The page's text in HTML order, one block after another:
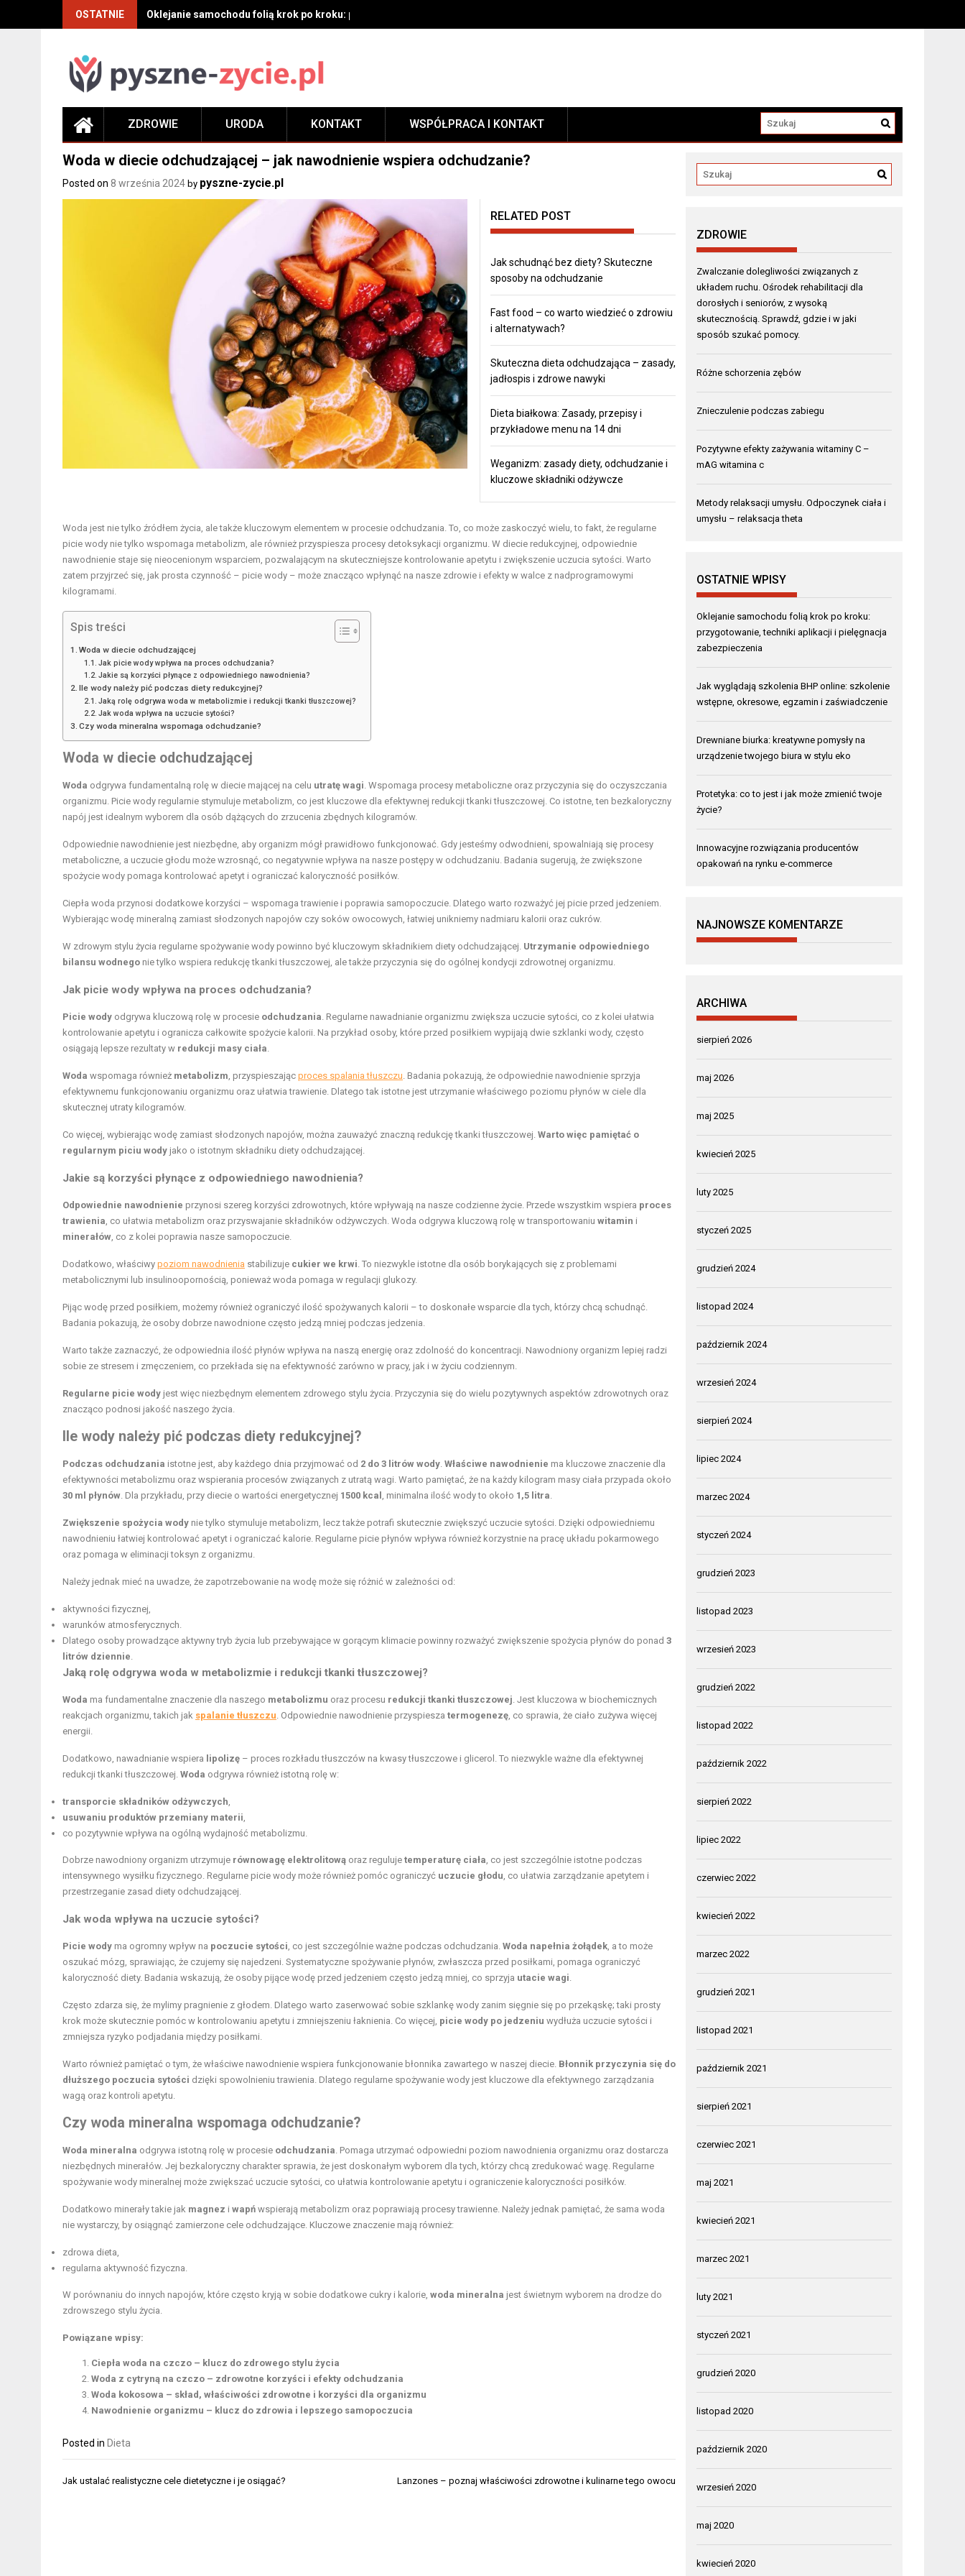
OSTATNIE Oklejanie samochodu folią krok po kroku: przygotowanie, techniki aplikacji i pielęgnacja zabezpieczenia
ZDROWIE URODA KONTAKT WSPÓŁPRACA I KONTAKT
Woda w diecie odchudzającej – jak nawodnienie wspiera odchudzanie?
Posted on 8 września 2024 by pyszne-zycie.pl
RELATED POST
Jak schudnąć bez diety? Skuteczne
sposoby na odchudzanie
Fast food – co warto wiedzieć o zdrowiu
i alternatywach?
Skuteczna dieta odchudzająca – zasady,
jadłospis i zdrowe nawyki
Dieta białkowa: Zasady, przepisy i
przykładowe menu na 14 dni
Weganizm: zasady diety, odchudzanie i
kluczowe składniki odżywcze
Woda jest nie tylko źródłem życia, ale także kluczowym elementem w procesie odchudzania. To, co może zaskoczyć wielu, to fakt, że regularne
picie wody nie tylko wspomaga metabolizm, ale również przyspiesza procesy detoksykacji organizmu. W diecie redukcyjnej, odpowiednie
nawodnienie staje się nieocenionym wsparciem, pozwalającym na skuteczniejsze kontrolowanie apetytu i zwiększenie uczucia sytości. Warto
zatem przyjrzeć się, jak prosta czynność – picie wody – może znacząco wpłynąć na nasze zdrowie i efekty w walce z nadprogramowymi
kilogramami.
Spis treści
Woda w diecie odchudzającej
Jak picie wody wpływa na proces odchudzania?
Jakie są korzyści płynące z odpowiedniego nawodnienia?
Ile wody należy pić podczas diety redukcyjnej?
Jaką rolę odgrywa woda w metabolizmie i redukcji tkanki tłuszczowej?
Jak woda wpływa na uczucie sytości?
Czy woda mineralna wspomaga odchudzanie?
Woda w diecie odchudzającej
Woda odgrywa fundamentalną rolę w diecie mającej na celu utratę wagi . Wspomaga procesy metaboliczne oraz przyczynia się do oczyszczania
organizmu. Picie wody regularnie stymuluje metabolizm, co jest kluczowe dla efektywnej redukcji tkanki tłuszczowej. Co istotne, ten bezkaloryczny
napój jest idealnym wyborem dla osób dążących do zrzucenia zbędnych kilogramów.
Odpowiednie nawodnienie jest niezbędne, aby organizm mógł prawidłowo funkcjonować. Gdy jesteśmy odwodnieni, spowalniają się procesy
metaboliczne, a uczucie głodu może wzrosnąć, co negatywnie wpływa na nasze postępy w odchudzaniu. Badania sugerują, że zwiększone
spożycie wody pomaga kontrolować apetyt i ograniczać kaloryczność posiłków.
Ciepła woda przynosi dodatkowe korzyści – wspomaga trawienie i poprawia samopoczucie. Dlatego warto rozważyć jej picie przed jedzeniem.
Wybierając wodę mineralną zamiast słodzonych napojów czy soków owocowych, łatwiej unikniemy nadmiaru kalorii oraz cukrów.
W zdrowym stylu życia regularne spożywanie wody powinno być kluczowym składnikiem diety odchudzającej. Utrzymanie odpowiedniego
bilansu wodnego nie tylko wspiera redukcję tkanki tłuszczowej, ale także przyczynia się do ogólnej kondycji zdrowotnej organizmu.
Jak picie wody wpływa na proces odchudzania?
Picie wody odgrywa kluczową rolę w procesie odchudzania . Regularne nawadnianie organizmu zwiększa uczucie sytości, co z kolei ułatwia
kontrolowanie apetytu i ogranicza całkowite spożycie kalorii. Na przykład osoby, które przed posiłkiem wypijają dwie szklanki wody, często
osiągają lepsze rezultaty w redukcji masy ciała
Woda wspomaga również metabolizm , przyspieszając proces spalania tłuszczu . Badania pokazują, że odpowiednie nawodnienie sprzyja
efektywnemu funkcjonowaniu organizmu oraz ułatwia trawienie. Dlatego tak istotne jest utrzymanie właściwego poziomu płynów w ciele dla
skutecznej utraty kilogramów.
Co więcej, wybierając wodę zamiast słodzonych napojów, można zauważyć znaczną redukcję tkanki tłuszczowej. Warto więc pamiętać o
regularnym piciu wody jako o istotnym składniku diety odchudzającej.
Jakie są korzyści płynące z odpowiedniego nawodnienia?
Odpowiednie nawodnienie przynosi szereg korzyści zdrowotnych, które wpływają na nasze codzienne życie. Przede wszystkim wspiera proces
trawienia , co ułatwia metabolizm oraz przyswajanie składników odżywczych. Woda odgrywa kluczową rolę w transportowaniu witamin i
minerałów , co z kolei poprawia nasze samopoczucie.
Dodatkowo, właściwy poziom nawodnienia stabilizuje cukier we krwi . To niezwykle istotne dla osób borykających się z problemami
metabolicznymi lub insulinoopornością, ponieważ woda pomaga w regulacji glukozy.
Pijąc wodę przed posiłkiem, możemy również ograniczyć ilość spożywanych kalorii – to doskonałe wsparcie dla tych, którzy chcą schudnąć.
Badania pokazują, że osoby dobrze nawodnione często jedzą mniej podczas jedzenia.
Warto także zaznaczyć, że odpowiednia ilość płynów wpływa na naszą energię oraz zdolność do koncentracji. Nawodniony organizm lepiej radzi
sobie ze stresem i zmęczeniem, co przekłada się na efektywność zarówno w pracy, jak i w życiu codziennym.
Regularne picie wody jest więc niezbędnym elementem zdrowego stylu życia. Przyczynia się do wielu pozytywnych aspektów zdrowotnych oraz
znacząco podnosi jakość naszego życia.
Ile wody należy pić podczas diety redukcyjnej?
Podczas odchudzania istotne jest, aby każdego dnia przyjmować od 2 do 3 litrów wody Właściwe nawodnienie ma kluczowe znaczenie dla
efektywności metabolizmu oraz wspierania procesów związanych z utratą wagi. Warto pamiętać, że na każdy kilogram masy ciała przypada około
30 ml płynów . Dla przykładu, przy diecie o wartości energetycznej 1500 kcal , minimalna ilość wody to około 1,5 litra
Zwiększenie spożycia wody nie tylko stymuluje metabolizm, lecz także potrafi skutecznie zwiększyć uczucie sytości. Dzięki odpowiedniemu
nawodnieniu łatwiej kontrolować apetyt i ograniczać kalorie. Regularne picie płynów wpływa również korzystnie na pracę układu pokarmowego
oraz pomaga w eliminacji toksyn z organizmu.
Należy jednak mieć na uwadze, że zapotrzebowanie na wodę może się różnić w zależności od:
aktywności fizycznej,
warunków atmosferycznych.
Dlatego osoby prowadzące aktywny tryb życia lub przebywające w gorącym klimacie powinny rozważyć zwiększenie spożycia płynów do ponad 3
litrów dziennie
Jaką rolę odgrywa woda w metabolizmie i redukcji tkanki tłuszczowej?
Woda ma fundamentalne znaczenie dla naszego metabolizmu oraz procesu redukcji tkanki tłuszczowej . Jest kluczowa w biochemicznych
reakcjach organizmu, takich jak spalanie tłuszczu . Odpowiednie nawodnienie przyspiesza termogenezę , co sprawia, że ciało zużywa więcej
energii.
Dodatkowo, nawadnianie wspiera lipolizę – proces rozkładu tłuszczów na kwasy tłuszczowe i glicerol. To niezwykle ważne dla efektywnej
redukcji tkanki tłuszczowej. Woda odgrywa również istotną rolę w:
transporcie składników odżywczych
usuwaniu produktów przemiany materii
co pozytywnie wpływa na ogólną wydajność metabolizmu.
Dobrze nawodniony organizm utrzymuje równowagę elektrolitową oraz reguluje temperaturę ciała , co jest szczególnie istotne podczas
intensywnego wysiłku fizycznego. Regularne picie wody może również pomóc ograniczyć uczucie głodu , co ułatwia zarządzanie apetytem i
przestrzeganie zasad diety odchudzającej.
Jak woda wpływa na uczucie sytości?
Picie wody ma ogromny wpływ na poczucie sytości , co jest szczególnie ważne podczas odchudzania. Woda napełnia żołądek , a to może
oszukać mózg, sprawiając, że czujemy się najedzeni. Systematyczne spożywanie płynów, zwłaszcza przed posiłkami, pomaga ograniczyć
kaloryczność diety. Badania wskazują, że osoby pijące wodę przed jedzeniem często jedzą mniej, co sprzyja utacie wagi
Często zdarza się, że mylimy pragnienie z głodem. Dlatego warto zaserwować sobie szklankę wody zanim sięgnie się po przekąskę; taki prosty
krok może skutecznie pomóc w kontrolowaniu apetytu i zmniejszeniu łaknienia. Co więcej, picie wody po jedzeniu wydłuża uczucie sytości i
zmniejsza ryzyko podjadania między posiłkami.
Warto również pamiętać o tym, że właściwe nawodnienie wspiera funkcjonowanie błonnika zawartego w naszej diecie. Błonnik przyczynia się do
dłuższego poczucia sytości dzięki spowolnieniu trawienia. Dlatego regularne spożywanie wody jest kluczowe dla efektywnego zarządzania
wagą oraz kontroli apetytu.
Czy woda mineralna wspomaga odchudzanie?
Woda mineralna odgrywa istotną rolę w procesie odchudzania . Pomaga utrzymać odpowiedni poziom nawodnienia organizmu oraz dostarcza
niezbędnych minerałów. Jej bezkaloryczny charakter sprawia, że jest doskonałym wyborem dla tych, którzy chcą zredukować wagę. Regularne
spożywanie wody mineralnej może zwiększać uczucie sytości, co ułatwia kontrolowanie apetytu i ograniczenie kaloryczności posiłków.
Dodatkowo minerały takie jak magnez i wapń wspierają metabolizm oraz poprawiają procesy trawienne. Należy jednak pamiętać, że sama woda
nie wystarczy, by osiągnąć zamierzone cele odchudzające. Kluczowe znaczenie mają również:
zdrowa dieta,
regularna aktywność fizyczna.
W porównaniu do innych napojów, które często kryją w sobie dodatkowe cukry i kalorie, woda mineralna jest świetnym wyborem na drodze do
zdrowszego stylu życia.
Powiązane wpisy:
Ciepła woda na czczo – klucz do zdrowego stylu życia
Woda z cytryną na czczo – zdrowotne korzyści i efekty odchudzania
Woda kokosowa – skład, właściwości zdrowotne i korzyści dla organizmu
Nawodnienie organizmu – klucz do zdrowia i lepszego samopoczucia
Posted in Dieta
Nawigacja
Jak ustalać realistyczne cele dietetyczne i je osiągać? Lanzones – poznaj właściwości zdrowotne i kulinarne tego owocu
ZDROWIE
Zwalczanie dolegliwości związanych z
układem ruchu. Ośrodek rehabilitacji dla
dorosłych i seniorów, z wysoką
skutecznością. Sprawdź, gdzie i w jaki
sposób szukać pomocy.
Różne schorzenia zębów
Znieczulenie podczas zabiegu
Pozytywne efekty zażywania witaminy C –
mAG witamina c
Metody relaksacji umysłu. Odpoczynek ciała i
umysłu – relaksacja theta
OSTATNIE WPISY
Oklejanie samochodu folią krok po kroku:
przygotowanie, techniki aplikacji i pielęgnacja
zabezpieczenia
Jak wyglądają szkolenia BHP online: szkolenie
wstępne, okresowe, egzamin i zaświadczenie
Drewniane biurka: kreatywne pomysły na
urządzenie twojego biura w stylu eko
Protetyka: co to jest i jak może zmienić twoje
życie?
Innowacyjne rozwiązania producentów
opakowań na rynku e-commerce
NAJNOWSZE KOMENTARZE
ARCHIWA
sierpień 2026
maj 2026
maj 2025
kwiecień 2025
luty 2025
styczeń 2025
grudzień 2024
listopad 2024
październik 2024
wrzesień 2024
sierpień 2024
lipiec 2024
marzec 2024
styczeń 2024
grudzień 2023
listopad 2023
wrzesień 2023
grudzień 2022
listopad 2022
październik 2022
sierpień 2022
lipiec 2022
czerwiec 2022
kwiecień 2022
marzec 2022
grudzień 2021
listopad 2021
październik 2021
sierpień 2021
czerwiec 2021
maj 2021
kwiecień 2021
marzec 2021
luty 2021
styczeń 2021
grudzień 2020
listopad 2020
październik 2020
wrzesień 2020
maj 2020
kwiecień 2020